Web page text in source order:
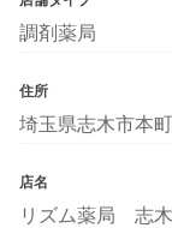
調剤薬局
住所
埼玉県志木市本
店名
リズム薬局 志